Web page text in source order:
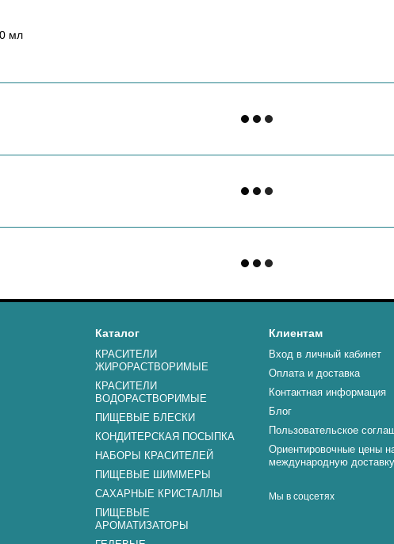
мл
Каталог
КРАСИТЕЛИ
ЖИРОРАСТВОРИМЫЕ
КРАСИТЕЛИ
ВОДОРАСТВОРИМЫЕ
ПИЩЕВЫЕ БЛЕСКИ
КОНДИТЕРСКАЯ ПОСЫПКА
НАБОРЫ КРАСИТЕЛЕЙ
ПИЩЕВЫЕ ШИММЕРЫ
САХАРНЫЕ КРИСТАЛЛЫ
ПИЩЕВЫЕ
АРОМАТИЗАТОРЫ
Клиентам
Вход в личный кабинет
Оплата и доставка
Контактная информация
Блог
Пользовательское
Ориентировочные цены
международную доставку
Мы в соцсетях